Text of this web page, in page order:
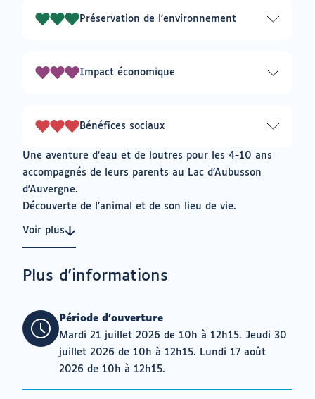
à
messagerie
Préservation de l'environnement
3
Impact économique
3
Bénéfices sociaux
3
Une aventure d’eau et de loutres pour les 4-10 ans
accompagnés de leurs parents au Lac d’Aubusson
d'Auvergne.
Découverte de l'animal et de son lieu de vie.
Voir plus
Plus d'informations
Période d'ouverture
Mardi 21 juillet 2026 de 10h à 12h15. Jeudi 30
juillet 2026 de 10h à 12h15. Lundi 17 août
2026 de 10h à 12h15.